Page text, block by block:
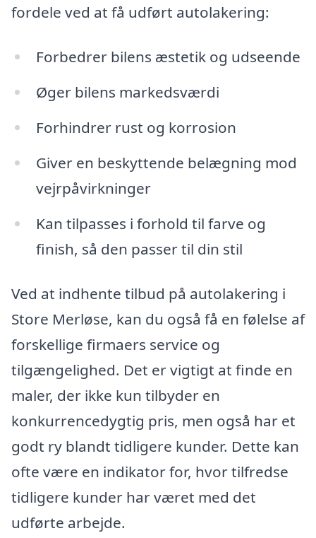
fordele ved at få udført autolakering:
Forbedrer bilens æstetik og udseende
Øger bilens markedsværdi
Forhindrer rust og korrosion
Giver en beskyttende belægning mod
vejrpåvirkninger
Kan tilpasses i forhold til farve og
finish, så den passer til din stil
Ved at indhente tilbud på autolakering i
Store Merløse, kan du også få en følelse af
forskellige firmaers service og
tilgængelighed. Det er vigtigt at finde en
maler, der ikke kun tilbyder en
konkurrencedygtig pris, men også har et
godt ry blandt tidligere kunder. Dette kan
ofte være en indikator for, hvor tilfredse
tidligere kunder har været med det
udførte arbejde.